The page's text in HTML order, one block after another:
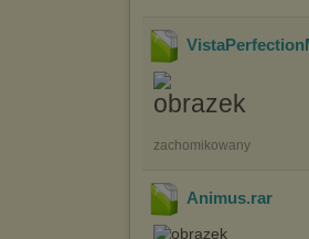
zachomikowany
Animus.rar